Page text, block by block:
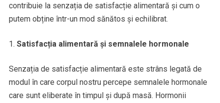
contribuie la senzația de satisfacție alimentară și cum o
putem obține într-un mod sănătos și echilibrat.
Satisfacția alimentară și semnalele hormonale
Senzația de satisfacție alimentară este strâns legată de
modul în care corpul nostru percepe semnalele hormonale
care sunt eliberate în timpul și după masă. Hormonii